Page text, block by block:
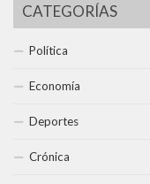
CATEGORÍAS
Política
Economía
Deportes
Crónica